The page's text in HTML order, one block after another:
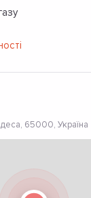
65000, Україна